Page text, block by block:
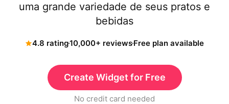
uma grande variedade de seus pratos e
bebidas
4.8 rating10,000+ reviewsFree plan available
Create Widget for Free
No credit card needed